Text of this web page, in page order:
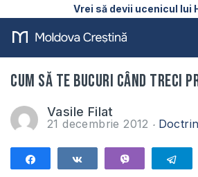
Vrei să devii ucenicul lui
Cum să te bucuri când treci
Vasile Filat
21 decembrie 2012